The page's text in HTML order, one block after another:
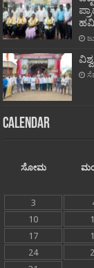
Calendar
ಸೋಮ
3
10
17
24